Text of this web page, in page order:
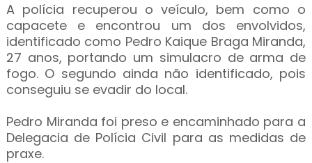
A polícia recuperou o veículo, bem como o
capacete e encontrou um dos envolvidos,
identificado como Pedro Kaique Braga Miranda,
27 anos, portando um simulacro de arma de
fogo. O segundo ainda não identificado, pois
conseguiu se evadir do local.
Pedro Miranda foi preso e encaminhado para a
Delegacia de Polícia Civil para as medidas de
praxe.